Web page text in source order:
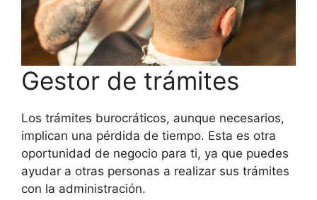
Gestor de trámites
Los trámites burocráticos, aunque necesarios,
implican una pérdida de tiempo. Esta es otra
oportunidad de negocio para ti, ya que puedes
ayudar a otras personas a realizar sus trámites
con la administración.